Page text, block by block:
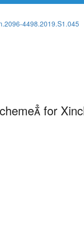
4498.2019.S1.045
for